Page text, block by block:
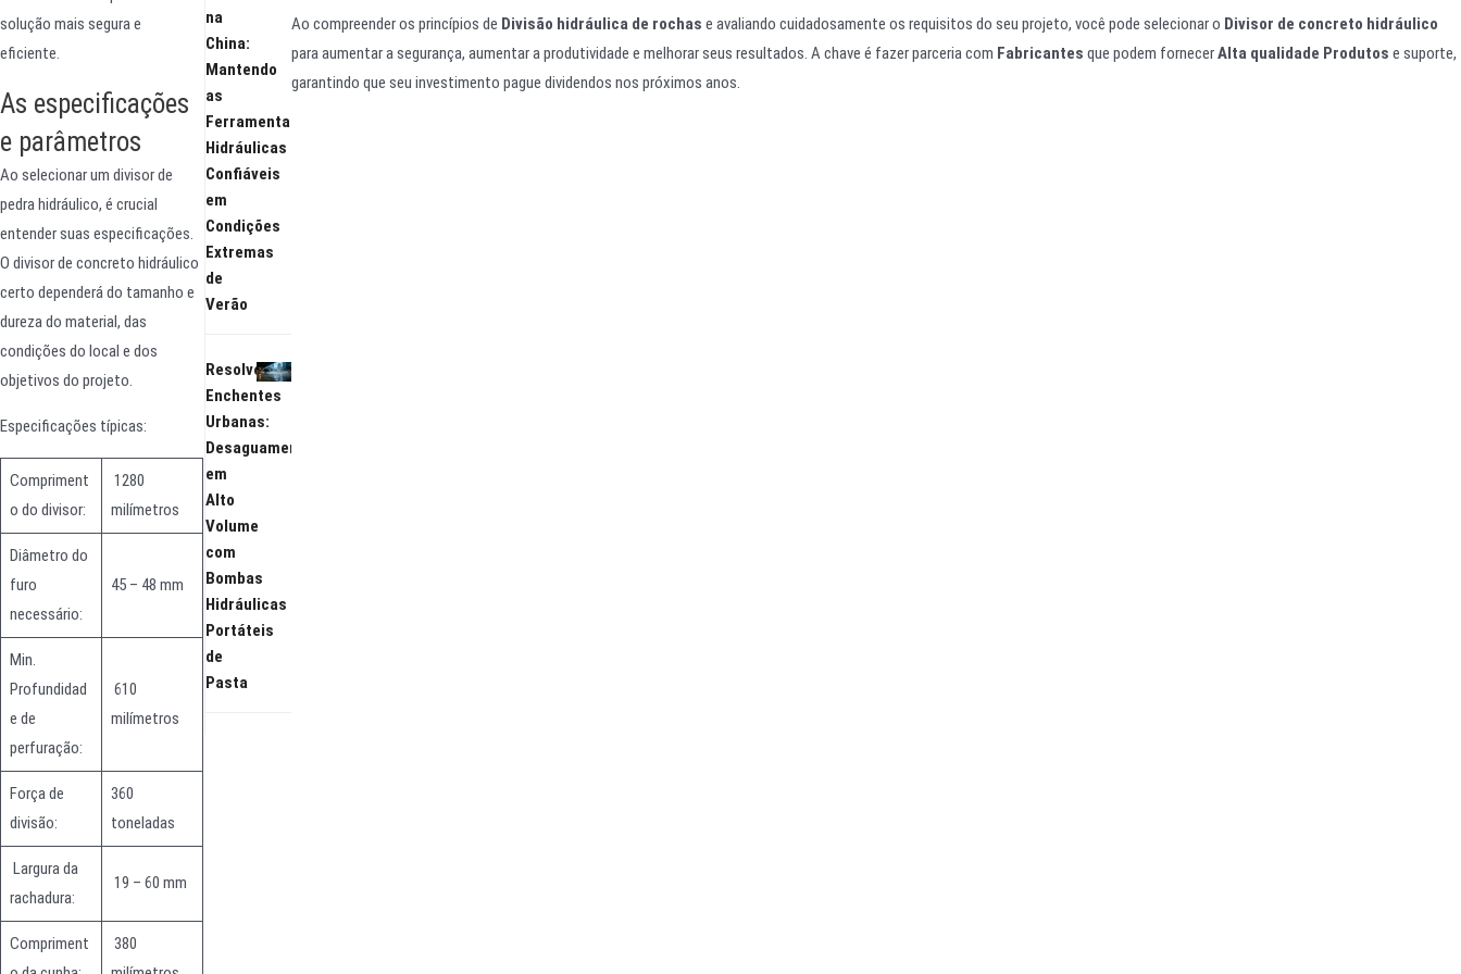
solução mais segura e
eficiente.
As especificações
e parâmetros
Ao selecionar um divisor de
pedra hidráulico, é crucial
entender suas especificações.
O divisor de concreto hidráulico
certo dependerá do tamanho e
dureza do material, das
condições do local e dos
objetivos do projeto.
Especificações típicas:
Compriment
o do divisor:
1280
milímetros
Diâmetro do
furo
necessário:
45 – 48 mm
Min.
Profundidad
e de
perfuração:
610
milímetros
Força de
divisão:
360
toneladas
Largura da
rachadura:
19 – 60 mm
Compriment
380
na
China:
Mantendo
as
Ferramentas
Hidráulicas
Confiáveis
em
Condições
Extremas
de
Verão
Resolvendo
Enchentes
Urbanas:
Desaguamento
em
Alto
Volume
com
Bombas
Hidráulicas
Portáteis
de
Pasta
Ao compreender os princípios de Divisão hidráulica de rochas e avaliando cuidadosamente os requisitos do seu projeto, você pode selecionar o Divisor de concreto hidráulico
para aumentar a segurança, aumentar a produtividade e melhorar seus resultados. A chave é fazer parceria com Fabricantes que podem fornecerAlta qualidade Produtos e suporte,
garantindo que seu investimento pague dividendos nos próximos anos.